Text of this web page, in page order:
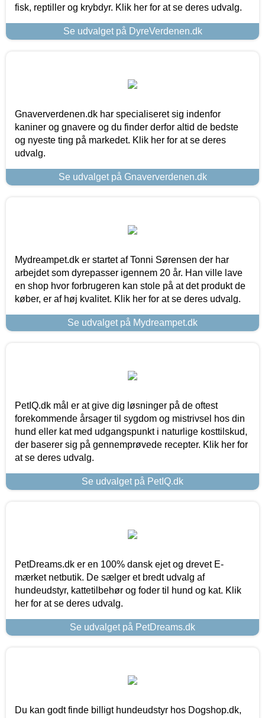
fisk, reptiller og krybdyr. Klik her for at se deres udvalg.
Se udvalget på DyreVerdenen.dk
Gnaververdenen.dk har specialiseret sig indenfor
kaniner og gnavere og du finder derfor altid de bedste
og nyeste ting på markedet. Klik her for at se deres
udvalg.
Se udvalget på Gnaververdenen.dk
Mydreampet.dk er startet af Tonni Sørensen der har
arbejdet som dyrepasser igennem 20 år. Han ville lave
en shop hvor forbrugeren kan stole på at det produkt de
køber, er af høj kvalitet. Klik her for at se deres udvalg.
Se udvalget på Mydreampet.dk
PetIQ.dk mål er at give dig løsninger på de oftest
forekommende årsager til sygdom og mistrivsel hos din
hund eller kat med udgangspunkt i naturlige kosttilskud,
der baserer sig på gennemprøvede recepter. Klik her for
at se deres udvalg.
Se udvalget på PetIQ.dk
PetDreams.dk er en 100% dansk ejet og drevet E-
mærket netbutik. De sælger et bredt udvalg af
hundeudstyr, kattetilbehør og foder til hund og kat. Klik
her for at se deres udvalg.
Se udvalget på PetDreams.dk
Du kan godt finde billigt hundeudstyr hos Dogshop.dk,